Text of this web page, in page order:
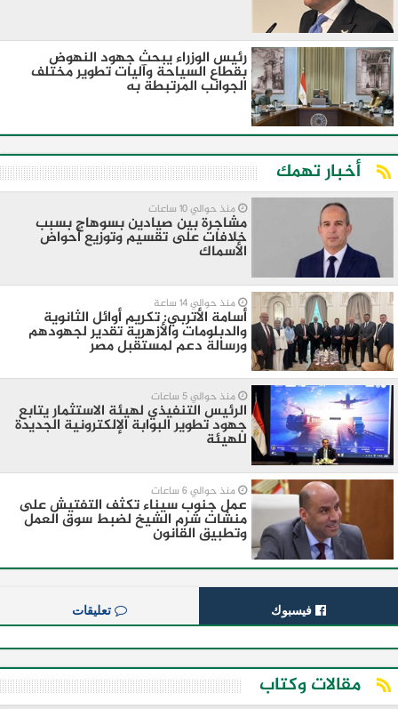
رئيس الوزراء يبحث جهود النهوض
بقطاع السياحة وآليات تطوير مختلف
الجوانب المرتبطة به
أخبار تهمك
منذ حوالي 10 ساعات
مشاجرة بين صيادين بسوهاج بسبب
خلافات على تقسيم وتوزيع أحواض
الأسماك
منذ حوالي 14 ساعة
أسامة الأتربي: تكريم أوائل الثانوية
والدبلومات والأزهرية تقدير لجهودهم
ورسالة دعم لمستقبل مصر
منذ حوالي 5 ساعات
الرئيس التنفيذي لهيئة الاستثمار يتابع
جهود تطوير البوابة الإلكترونية الجديدة
للهيئة
منذ حوالي 6 ساعات
عمل جنوب سيناء تكثف التفتيش على
منشات شرم الشيخ لضبط سوق العمل
وتطبيق القانون
فيسبوك تعليقات
مقالات وكتاب